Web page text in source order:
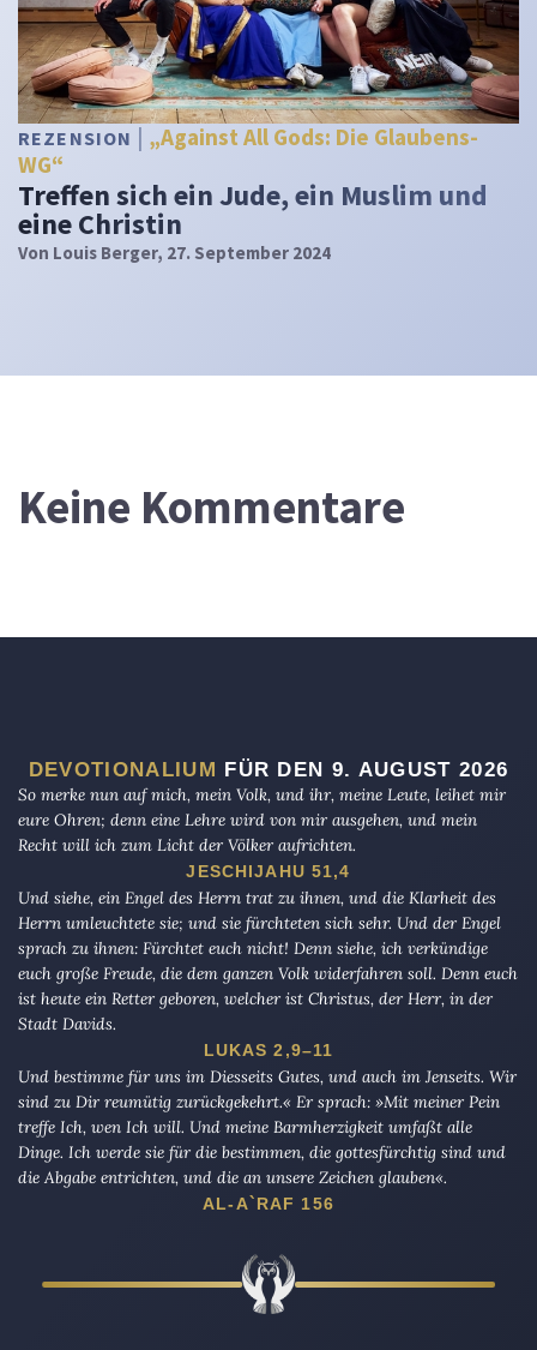
REZENSION
„Against All Gods: Die Glaubens-
WG“
Treffen sich ein Jude, ein Muslim und
eine Christin
Von Louis Berger, 27. September 2024
Keine Kommentare
DEVOTIONALIUM
FÜR DEN 9. AUGUST 2026
So merke nun auf mich, mein Volk, und ihr, meine Leute, leihet mir
eure Ohren; denn eine Lehre wird von mir ausgehen, und mein
Recht will ich zum Licht der Völker aufrichten.
JESCHIJAHU 51,4
Und siehe, ein Engel des Herrn trat zu ihnen, und die Klarheit des
Herrn umleuchtete sie; und sie fürchteten sich sehr. Und der Engel
sprach zu ihnen: Fürchtet euch nicht! Denn siehe, ich verkündige
euch große Freude, die dem ganzen Volk widerfahren soll. Denn euch
ist heute ein Retter geboren, welcher ist Christus, der Herr, in der
Stadt Davids.
LUKAS 2,9–11
Und bestimme für uns im Diesseits Gutes, und auch im Jenseits. Wir
sind zu Dir reumütig zurückgekehrt.« Er sprach: »Mit meiner Pein
treffe Ich, wen Ich will. Und meine Barmherzigkeit umfaßt alle
Dinge. Ich werde sie für die bestimmen, die gottesfürchtig sind und
die Abgabe entrichten, und die an unsere Zeichen glauben«.
AL-A`RAF 156